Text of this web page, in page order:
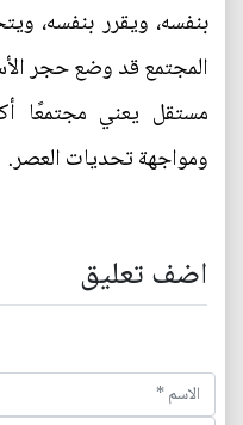
بنفسه، ويقرر بنفسه،
المجتمع قد وضع حجر
مستقل يعني مجتمعًا
ومواجهة تحديات العصر.
اضف تعليق